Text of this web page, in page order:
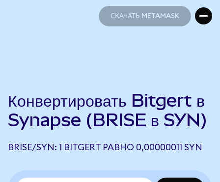
СКАЧАТЬ METAMASK
Конвертировать Bitgert в
Synapse (BRISE в SYN)
BRISE/SYN: 1 BITGERT РАВНО 0,00000011 SYN